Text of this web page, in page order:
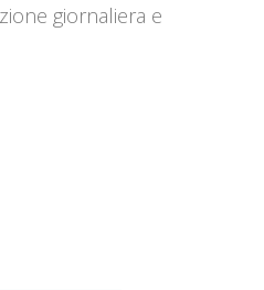
giornaliera e